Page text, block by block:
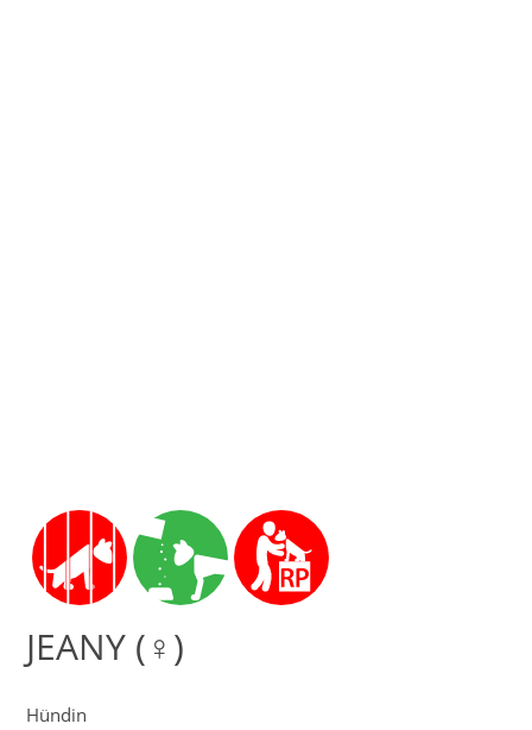
JEANY (♀)
Hündin